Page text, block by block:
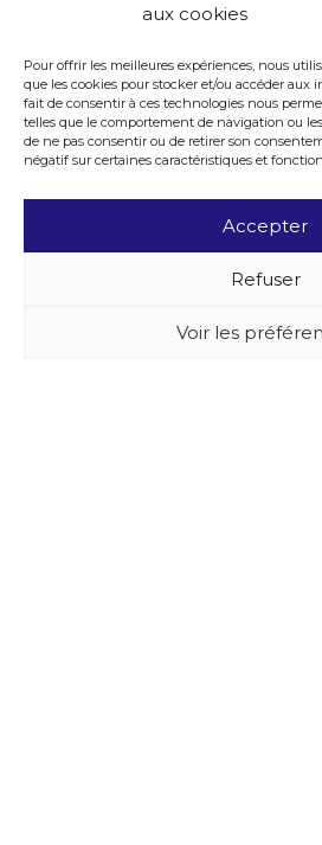
aux cookies
Pour offrir les meilleures expériences, nous
que les cookies pour stocker et/ou accéder aux
fait de consentir à ces technologies nous
telles que le comportement de navigation ou
de ne pas consentir ou de retirer son
négatif sur certaines caractéristiques et
Accepter
Refuser
Voir les